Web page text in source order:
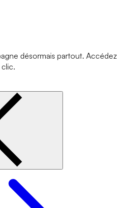
désormais partout. Accédez